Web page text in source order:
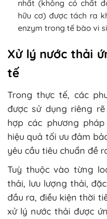
nhất (không có chất
hữu cơ) được tách ra
enzym trong tế bào vi
Xử lý nước thải
tế
Trong thực tế, các
được sử dụng riêng
hợp các phương
hiệu quả tối ưu đảm
yêu cầu tiêu chuẩn đề
Tuỳ thuộc vào từng
thải, lưu lượng thải,
đầu ra, điều kiện thời
xử lý nước thải được